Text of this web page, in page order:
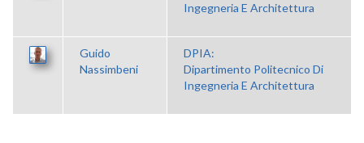
Ingegneria E Architettura
Guido
Nassimbeni
DPIA:
Dipartimento Politecnico Di
Ingegneria E Architettura